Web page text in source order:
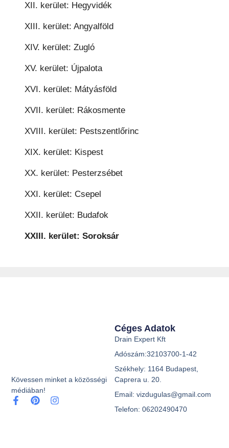
XII. kerület: Hegyvidék
XIII. kerület: Angyalföld
XIV. kerület: Zugló
XV. kerület: Újpalota
XVI. kerület: Mátyásföld
XVII. kerület: Rákosmente
XVIII. kerület: Pestszentlőrinc
XIX. kerület: Kispest
XX. kerület: Pesterzsébet
XXI. kerület: Csepel
XXII. kerület: Budafok
XXIII. kerület: Soroksár
Kövessen minket a közösségi
médiában!
Céges Adatok
Drain Expert Kft
Adószám:32103700-1-42
Székhely: 1164 Budapest,
Caprera u. 20.
Email: vizdugulas@gmail.com
Telefon: 06202490470